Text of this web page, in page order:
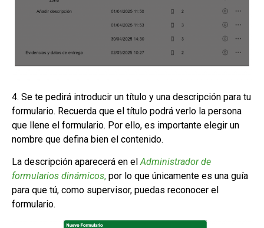
4. Se te pedirá introducir un título y una descripción para tu
formulario. Recuerda que el título podrá verlo la persona
que llene el formulario. Por ello, es importante elegir un
nombre que defina bien el contenido.
La descripción aparecerá en elAdministrador de
formularios dinámicos, por lo que únicamente es una guía
para que tú, como supervisor, puedas reconocer el
formulario.